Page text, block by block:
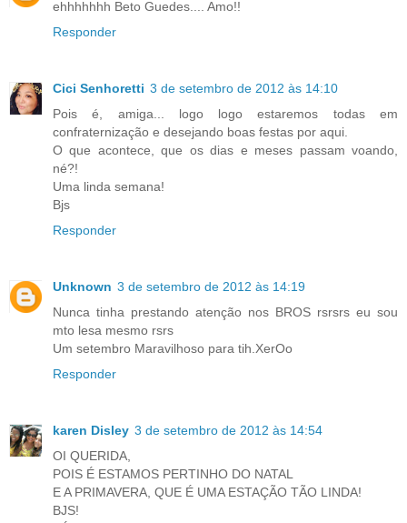
ehhhhhhh Beto Guedes.... Amo!!
Responder
Cici Senhoretti 3 de setembro de 2012 às 14:10
Pois é, amiga... logo logo estaremos todas em
confraternização e desejando boas festas por aqui.
O que acontece, que os dias e meses passam voando,
né?!
Uma linda semana!
Bjs
Responder
Unknown 3 de setembro de 2012 às 14:19
Nunca tinha prestando atenção nos BROS rsrsrs eu sou
mto lesa mesmo rsrs
Um setembro Maravilhoso para tih.XerOo
Responder
karen Disley 3 de setembro de 2012 às 14:54
OI QUERIDA,
POIS É ESTAMOS PERTINHO DO NATAL
E A PRIMAVERA, QUE É UMA ESTAÇÃO TÃO LINDA!
BJS!